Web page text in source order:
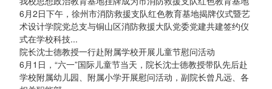
6月2日下午，徐州市消防救援支队红色教育基地揭牌仪式暨艺
术设计学院党总支与铜山区消防救援大队党委党建共建签约仪
式在学校科技...
院长沈士德教授一行赴附属学校开展儿童节慰问活动
6月1日，“六一”国际儿童节当天，院长沈士德教授带队先后赴
学校附属幼儿园、附属小学开展慰问活动，副院长曾凡远、各